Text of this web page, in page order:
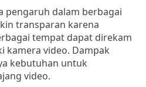
pengaruh dalam berbagai
transparan karena
tempat dapat direkam
kamera video. Dampak
kebutuhan untuk
video.